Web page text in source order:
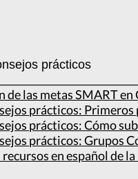
prácticos
de las metas SMART en
prácticos: Primeros
prácticos: Cómo
prácticos: Grupos
recursos en español de